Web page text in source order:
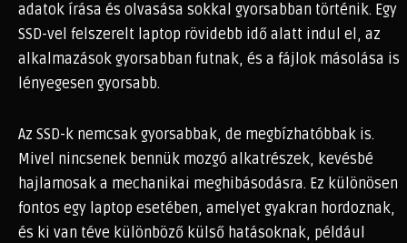
adatok írása és olvasása sokkal gyorsabban történik. Egy
SSD-vel felszerelt laptop rövidebb idő alatt indul el, az
alkalmazások gyorsabban futnak, és a fájlok másolása is
lényegesen gyorsabb.
Az SSD-k nemcsak gyorsabbak, de megbízhatóbbak is.
Mivel nincsenek bennük mozgó alkatrészek, kevésbé
hajlamosak a mechanikai meghibásodásra. Ez különösen
fontos egy laptop esetében, amelyet gyakran hordoznak,
és ki van téve különböző külső hatásoknak, például